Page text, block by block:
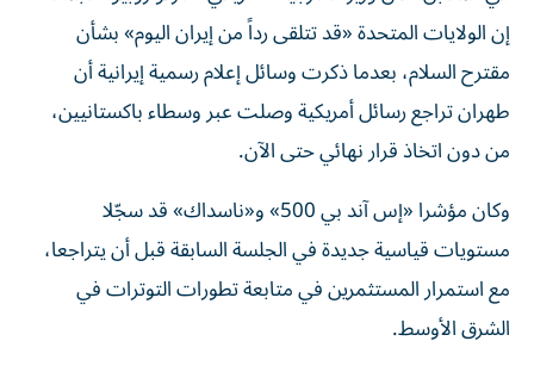
إن الولايات المتحدة «قد تتلقى رداً من إيران اليوم» بشأن
مقترح السلام، بعدما ذكرت وسائل إعلام رسمية إيرانية أن
طهران تراجع رسائل أمريكية وصلت عبر وسطاء باكستانيين،
من دون اتخاذ قرار نهائي حتى الآن.
وكان مؤشرا «إس آند بي 500» و«ناسداك» قد سجّلا
مستويات قياسية جديدة في الجلسة السابقة قبل أن يتراجعا،
مع استمرار المستثمرين في متابعة تطورات التوترات في
الشرق الأوسط.